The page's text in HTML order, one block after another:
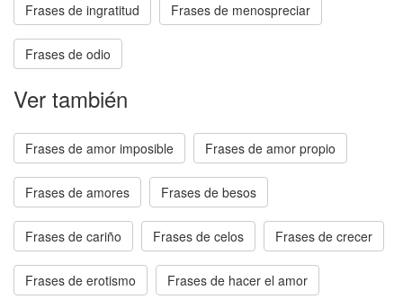
Frases de ingratitud Frases de menospreciar
Frases de odio
Ver también
Frases de amor imposible Frases de amor propio
Frases de amores Frases de besos
Frases de cariño Frases de celos Frases de crecer
Frases de erotismo Frases de hacer el amor